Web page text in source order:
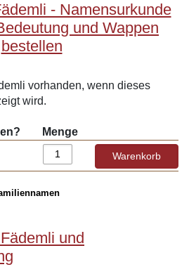
- Namensurkunde
und Wappen
bestellen
vorhanden, wenn dieses
wird.
Menge
und